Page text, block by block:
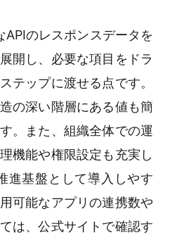
のレスポンスデータを
開し、必要な項目をドラ
テップに渡せる点です。
の深い階層にある値も簡
。また、組織全体での運
機能や権限設定も充実し
進基盤として導入しやす
可能なアプリの連携数や
は、公式サイトで確認す